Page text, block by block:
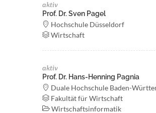
aktiv
Prof. Dr. Sven Pagel
Hochschule Düsseldorf
Wirtschaft
aktiv
Prof. Dr. Hans-Henning Pagnia
Duale Hochschule Baden-
Fakultät für Wirtschaft
Wirtschaftsinformatik